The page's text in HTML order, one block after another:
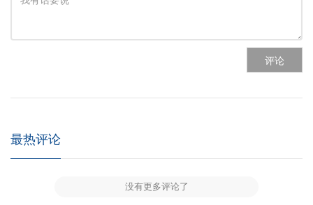
评论
最热评论
没有更多评论了